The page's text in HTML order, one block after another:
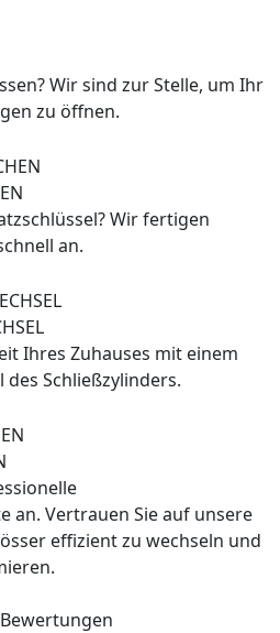
Wir sind zur Stelle, um Ihr
zu öffnen.
Wir fertigen
an.
Ihres Zuhauses mit einem
Schließzylinders.
an. Vertrauen Sie auf unsere
effizient zu wechseln und